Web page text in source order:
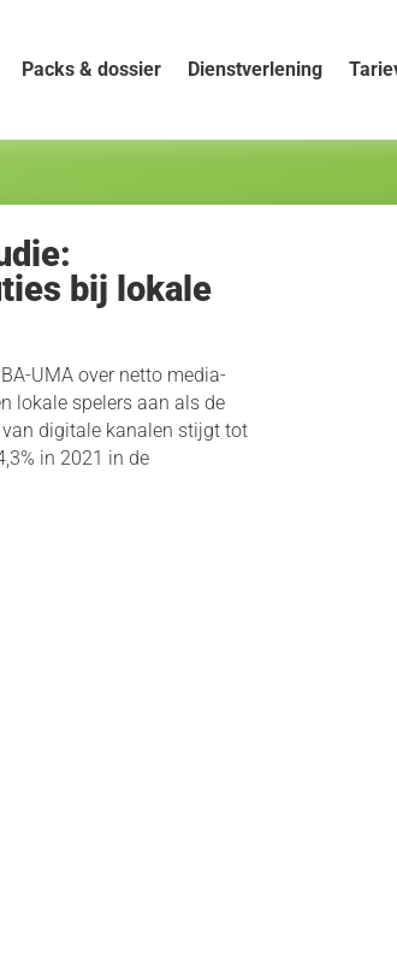
Packs & dossier Dienstverlening
bij lokale
UMA over netto media-
lokale spelers aan als de
digitale kanalen stijgt tot
in 2021 in de